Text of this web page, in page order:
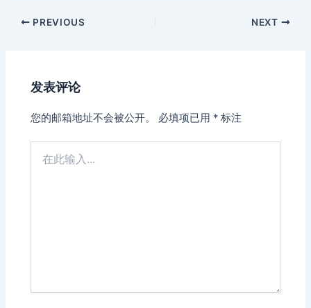
Post
PREVIOUS NEXT
发表评论
您的邮箱地址不会被公开。 必填项已用 * 标注